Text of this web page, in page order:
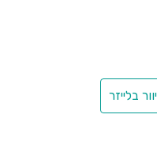
נקודות התורפה של
ניהול סיכונים נדרש גם בתקן
של כל ארגון או מפעל
ועבודה נכונה. אחד הכלים
בלייזר